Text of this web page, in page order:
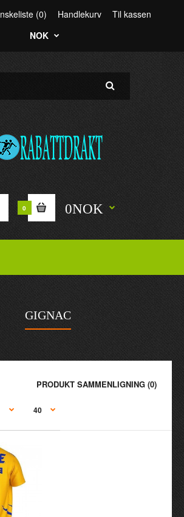
(0) Handlekurv
Til kassen
NOK
0 0NOK
GIGNAC
PRODUKT SAMMENLIGNING (0)